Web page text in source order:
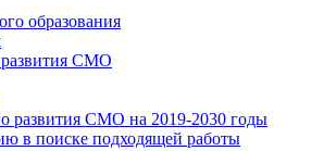
образования
развития СМО
развития СМО на 2019-2030 годы
в поиске подходящей работы